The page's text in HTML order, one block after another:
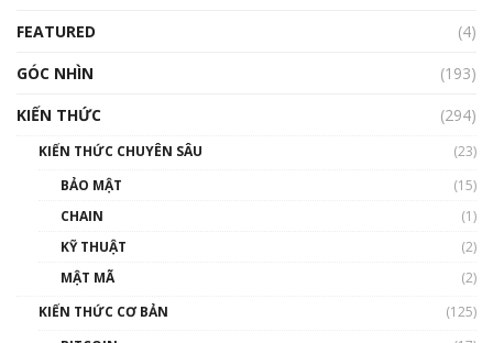
00:43:47
FEATURED
(4)
GÓC NHÌN
(193)
KIẾN THỨC
(294)
KIẾN THỨC CHUYÊN SÂU
(23)
BẢO MẬT
(15)
CHAIN
(1)
KỸ THUẬT
(2)
MẬT MÃ
(2)
KIẾN THỨC CƠ BẢN
(125)